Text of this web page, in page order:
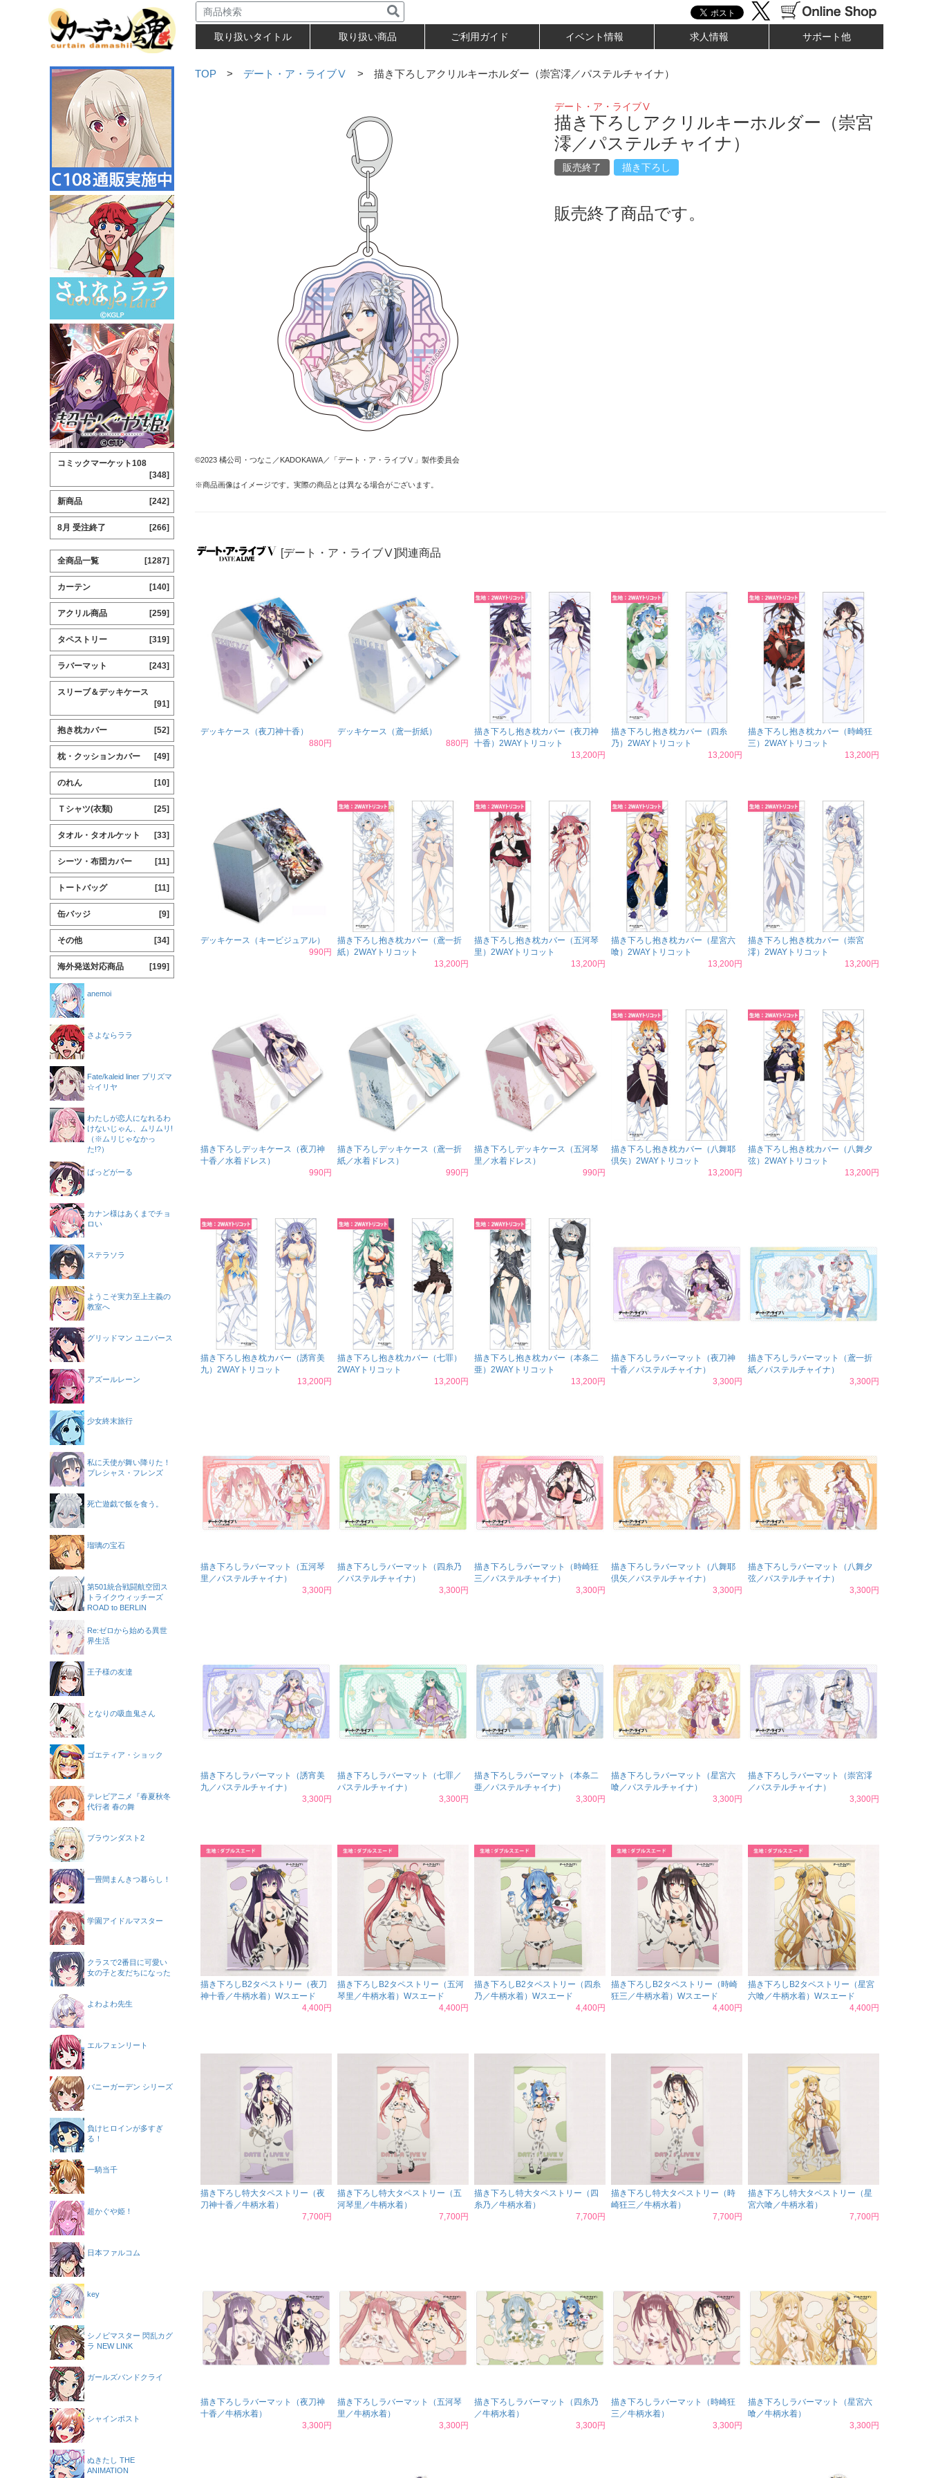
取り扱いタイトル 取り扱い商品 ご利用ガイド イベント情報 求人情報 サポート他
TOP > デート・ア・ライブⅤ > 描き下ろしアクリルキーホルダー（崇宮澪／パステルチャイナ）
©2023 橘公司・つなこ／KADOKAWA／「デート・ア・ライブⅤ」製作委員会
※商品画像はイメージです。実際の商品とは異なる場合がございます。
デート・ア・ライブⅤ
描き下ろしアクリルキーホルダー（崇宮
澪／パステルチャイナ）
販売終了 描き下ろし
販売終了商品です。
[デート・ア・ライブⅤ]関連商品
デッキケース（夜刀神十香）
880円
デッキケース（鳶一折紙）
880円
描き下ろし抱き枕カバー（夜刀神
十香）2WAYトリコット
13,200円
描き下ろし抱き枕カバー（四糸
乃）2WAYトリコット
13,200円
描き下ろし抱き枕カバー（時崎狂
三）2WAYトリコット
13,200円
デッキケース（キービジュアル）
990円
描き下ろし抱き枕カバー（鳶一折
紙）2WAYトリコット
13,200円
描き下ろし抱き枕カバー（五河琴
里）2WAYトリコット
13,200円
描き下ろし抱き枕カバー（星宮六
喰）2WAYトリコット
13,200円
描き下ろし抱き枕カバー（崇宮
澪）2WAYトリコット
13,200円
描き下ろしデッキケース（夜刀神
十香／水着ドレス）
990円
描き下ろしデッキケース（鳶一折
紙／水着ドレス）
990円
描き下ろしデッキケース（五河琴
里／水着ドレス）
990円
描き下ろし抱き枕カバー（八舞耶
倶矢）2WAYトリコット
13,200円
描き下ろし抱き枕カバー（八舞夕
弦）2WAYトリコット
13,200円
描き下ろし抱き枕カバー（誘宵美
九）2WAYトリコット
13,200円
描き下ろし抱き枕カバー（七罪）
2WAYトリコット
13,200円
描き下ろし抱き枕カバー（本条二
亜）2WAYトリコット
13,200円
描き下ろしラバーマット（夜刀神
十香／パステルチャイナ）
3,300円
描き下ろしラバーマット（鳶一折
紙／パステルチャイナ）
3,300円
描き下ろしラバーマット（五河琴
里／パステルチャイナ）
3,300円
描き下ろしラバーマット（四糸乃
／パステルチャイナ）
3,300円
描き下ろしラバーマット（時崎狂
三／パステルチャイナ）
3,300円
描き下ろしラバーマット（八舞耶
倶矢／パステルチャイナ）
3,300円
描き下ろしラバーマット（八舞夕
弦／パステルチャイナ）
3,300円
描き下ろしラバーマット（誘宵美
九／パステルチャイナ）
3,300円
描き下ろしラバーマット（七罪／
パステルチャイナ）
3,300円
描き下ろしラバーマット（本条二
亜／パステルチャイナ）
3,300円
描き下ろしラバーマット（星宮六
喰／パステルチャイナ）
3,300円
描き下ろしラバーマット（崇宮澪
／パステルチャイナ）
3,300円
描き下ろしB2タペストリー（夜刀
神十香／牛柄水着）Wスエード
4,400円
描き下ろしB2タペストリー（五河
琴里／牛柄水着）Wスエード
4,400円
描き下ろしB2タペストリー（四糸
乃／牛柄水着）Wスエード
4,400円
描き下ろしB2タペストリー（時崎
狂三／牛柄水着）Wスエード
4,400円
描き下ろしB2タペストリー（星宮
六喰／牛柄水着）Wスエード
4,400円
描き下ろし特大タペストリー（夜
刀神十香／牛柄水着）
7,700円
描き下ろし特大タペストリー（五
河琴里／牛柄水着）
7,700円
描き下ろし特大タペストリー（四
糸乃／牛柄水着）
7,700円
描き下ろし特大タペストリー（時
崎狂三／牛柄水着）
7,700円
描き下ろし特大タペストリー（星
宮六喰／牛柄水着）
7,700円
描き下ろしラバーマット（夜刀神
十香／牛柄水着）
3,300円
描き下ろしラバーマット（五河琴
里／牛柄水着）
3,300円
描き下ろしラバーマット（四糸乃
／牛柄水着）
3,300円
描き下ろしラバーマット（時崎狂
三／牛柄水着）
3,300円
描き下ろしラバーマット（星宮六
喰／牛柄水着）
3,300円
コミックマーケット108
[348]
新商品 [242]
8月 受注終了 [266]
全商品一覧 [1287]
カーテン [140]
アクリル商品 [259]
タペストリー [319]
ラバーマット [243]
スリーブ＆デッキケース
[91]
抱き枕カバー [52]
枕・クッションカバー [49]
のれん [10]
Ｔシャツ(衣類) [25]
タオル・タオルケット [33]
シーツ・布団カバー [11]
トートバッグ [11]
缶バッジ [9]
その他 [34]
海外発送対応商品 [199]
anemoi
さよならララ
Fate/kaleid liner プリズマ
☆イリヤ
わたしが恋人になれるわ
けないじゃん、ムリムリ!
（※ムリじゃなかっ
た!?）
ばっどがーる
カナン様はあくまでチョ
ロい
ステラソラ
ようこそ実力至上主義の
教室へ
グリッドマン ユニバース
アズールレーン
少女終末旅行
私に天使が舞い降りた！
プレシャス・フレンズ
死亡遊戯で飯を食う。
瑠璃の宝石
第501統合戦闘航空団ス
トライクウィッチーズ
ROAD to BERLIN
Re:ゼロから始める異世
界生活
王子様の友達
となりの吸血鬼さん
ゴエティア・ショック
テレビアニメ『春夏秋冬
代行者 春の舞
ブラウンダスト2
一畳間まんきつ暮らし！
学園アイドルマスター
クラスで2番目に可愛い
女の子と友だちになった
よわよわ先生
エルフェンリート
バニーガーデン シリーズ
負けヒロインが多すぎ
る！
一騎当千
超かぐや姫！
日本ファルコム
key
シノビマスター 閃乱カグ
ラ NEW LINK
ガールズバンドクライ
シャインポスト
ぬきたし THE
ANIMATION